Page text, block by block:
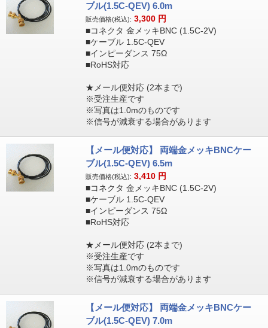
ブル(1.5C-QEV) 6.0m
販売価格(税込): 3,300 円
■コネクタ 金メッキBNC (1.5C-2V)
■ケーブル 1.5C-QEV
■インピーダンス 75Ω
■RoHS対応
★メール便対応 (2本まで)
※受注生産です
※写真は1.0mのものです
※信号が減衰する場合があります
【メール便対応】 両端金メッキBNCケー
ブル(1.5C-QEV) 6.5m
販売価格(税込): 3,410 円
■コネクタ 金メッキBNC (1.5C-2V)
■ケーブル 1.5C-QEV
■インピーダンス 75Ω
■RoHS対応
★メール便対応 (2本まで)
※受注生産です
※写真は1.0mのものです
※信号が減衰する場合があります
【メール便対応】 両端金メッキBNCケー
ブル(1.5C-QEV) 7.0m